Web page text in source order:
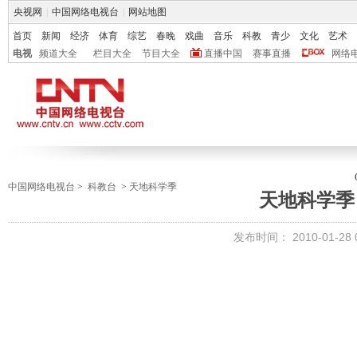
央视网 中国网络电视台 网站地图
首页 新闻 经济 体育 综艺 春晚 戏曲 音乐 科教 青少 文化
艺术
电视
频道大全 栏目大全 节目大全 直播中国 赛事直播 网络
中国网络电视台 > 科教台 > 天地科学季
天地科学
发布时间： 2010-01-28